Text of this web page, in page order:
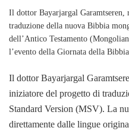
Il dottor Bayarjargal Garamtseren,
traduzione della nuova Bibbia
dell’Antico Testamento
l’evento della Giornata della
Il dottor Bayarjargal
iniziatore del progetto di
Standard Version (MSV). La
direttamente dalle lingue